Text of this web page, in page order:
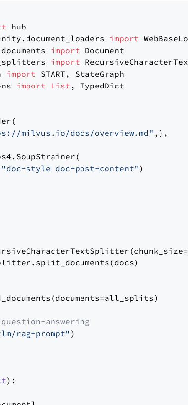
import
import
import
import
import List , TypedDict
milvus.io/docs/overview.md" ,),
"doc-style doc-post-content" )
answering
rag-prompt" )
):